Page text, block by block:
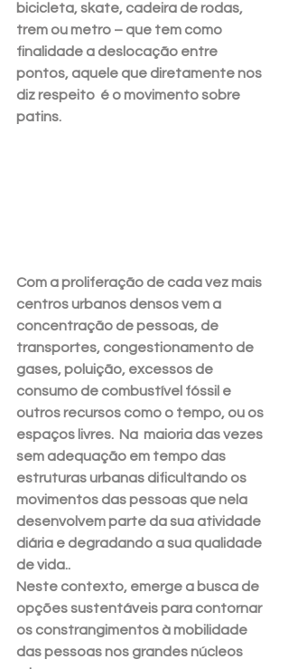
bicicleta, skate, cadeira de rodas,
trem ou metro – que tem como
finalidade a deslocação entre
pontos, aquele que diretamente nos
diz respeito  é o movimento sobre
patins.
Com a proliferação de cada vez mais
centros urbanos densos vem a
concentração de pessoas, de
transportes, congestionamento de
gases, poluição, excessos de
consumo de combustível fóssil e
outros recursos como o tempo, ou os
espaços livres.  Na  maioria das vezes
sem adequação em tempo das
estruturas urbanas dificultando os
movimentos das pessoas que nela
desenvolvem parte da sua atividade
diária e degradando a sua qualidade
de vida..
Neste contexto, emerge a busca de
opções sustentáveis para contornar
os constrangimentos à mobilidade
das pessoas nos grandes núcleos